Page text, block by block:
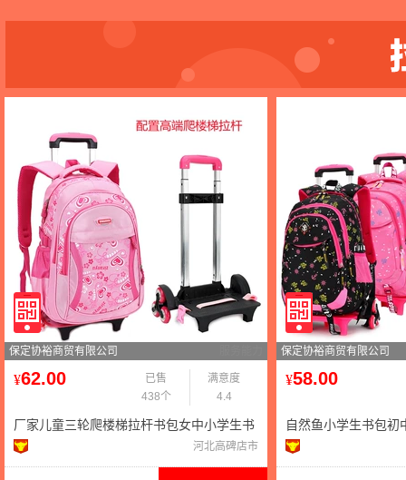
保定协裕商贸有限公司
¥62.00
已售
438个
满意度
4.4
厂家儿童三轮爬楼梯拉杆书包女中小学生书
包拉杆可拆卸1-3-6年级
河北高碑店市
保定协裕商贸有限公司
¥58.00
自然鱼小学生书包初
可爱韩版双肩背包